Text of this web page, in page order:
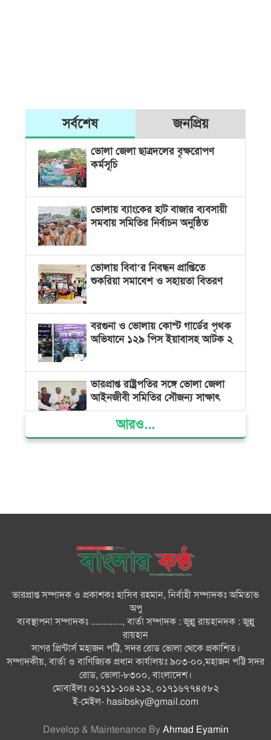
সর্বশেষ জনপ্রিয়
ভোলা জেলা ছাত্রদলের বৃক্ষরোপণ
কর্মসূচি
ভোলায় ব্যাংকের হাট বাজার ব্যবসায়ী
সমবায় সমিতির নির্বাচন অনুষ্ঠিত
ভোলায় বিবা’র নিবন্ধন প্রাপ্তিতে
শুকরিয়া সমাবেশ ও সহায়তা বিতরণ
বরগুনা ও ভোলায় কোস্ট গার্ডের পৃথক
অভিযানে ১২৯ পিস ইয়াবাসহ আটক ২
ভারপ্রাপ্ত রাষ্ট্রপতির সঙ্গে ভোলা জেলা
আইনজীবী সমিতির সৌজন্য সাক্ষাৎ
দৌলতখানে জমি বিরোধে পরিবারকে
বিষ দিয়ে মাছ ধরায় ৩ জেলে আটক
তজুমদ্দিনে চর মোজাম্মেলে চাঁদাবাজি
ও রাজনৈতিক চক্রান্তের অপচেষ্টার
বিরুদ্ধে সংবাদ সম্মেলন
সবার সম্মিলিত প্রচেষ্টায় সুন্দর
বাংলাদেশ গড়তে চাই: প্রধানমন্ত্রী
চিকিৎসক সমাজের পেশাগত
উৎকর্ষতার উজ্জ্বল দৃষ্টান্ত ড্যাব: ডা.
জুবাইদা
আরও...
ভারপ্রাপ্ত সম্পাদক ও প্রকাশকঃ হাসিব রহমান, নির্বাহী সম্পাদকঃ অমিতাভ
অপু
ব্যবস্থাপনা সম্পাদকঃ ............., বার্তা সম্পাদক : জুন্নু রায়হানদক : জুন্নু
রায়হান
সাগর প্রিন্টার্স মহাজন পট্টি, সদর রোড ভোলা থেকে প্রকাশিত।
সম্পাদকীয়, বার্তা ও বাণিজ্যিক প্রধান কার্যালয়ঃ ৯০৩-০০,মহাজন পট্টি সদর
রোড, ভোলা-৮৩০০, বাংলাদেশ।
মোবাইলঃ ০১৭১১-১০৪২১২, ০১৭১৬৭৭৪৫৮২
ই-মেইল- hasibsky@gmail.com
Develop & Maintenance By Ahmad Eyamin